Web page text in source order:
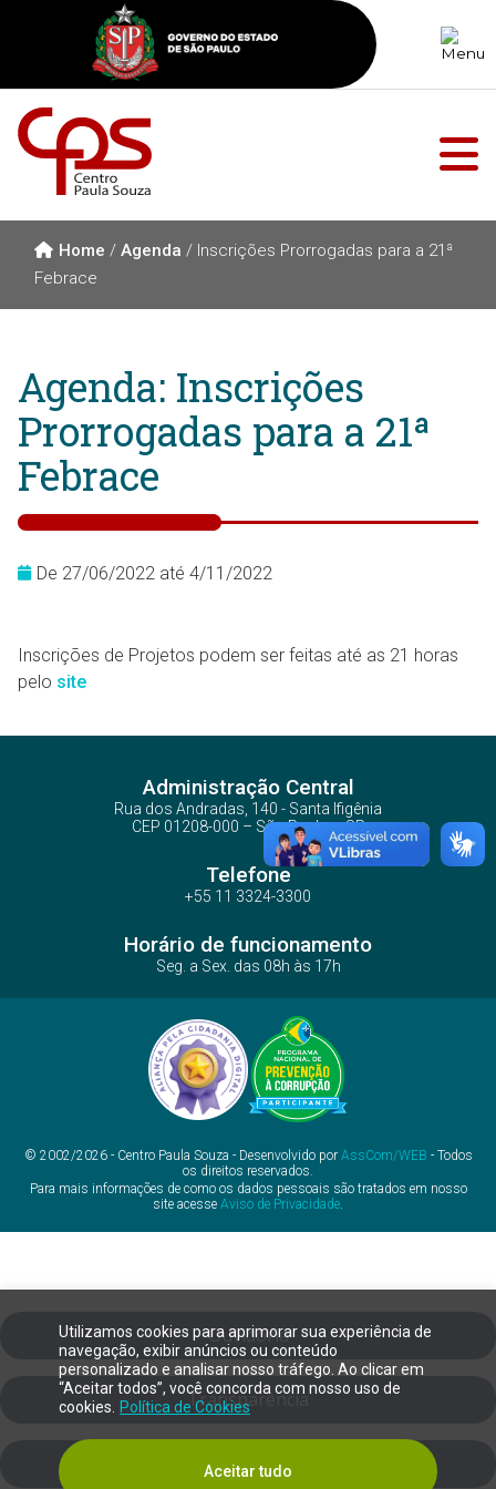
Utilizamos cookies para aprimorar sua experiência de
navegação, exibir anúncios ou conteúdo
personalizado e analisar nosso tráfego. Ao clicar em
“Aceitar todos”, você concorda com nosso uso de
cookies.
Política de Cookies
Aceitar tudo
Home / Agenda / Inscrições Prorrogadas para a 21ª
Febrace
Agenda: Inscrições
Prorrogadas para a 21ª
Febrace
De 27/06/2022 até 4/11/2022
Inscrições de Projetos podem ser feitas até as 21 horas
pelo site
Administração Central
Rua dos Andradas, 140 - Santa Ifigênia
CEP 01208-000 – São Paulo – SP
Telefone
+55 11 3324-3300
Horário de funcionamento
Seg. a Sex. das 08h às 17h
© 2002/2026 - Centro Paula Souza - Desenvolvido por AssCom/WEB - Todos
os direitos reservados.
Para mais informações de como os dados pessoais são tratados em nosso
site acesse Aviso de Privacidade.
Ouvidoria
Transparência
SIC